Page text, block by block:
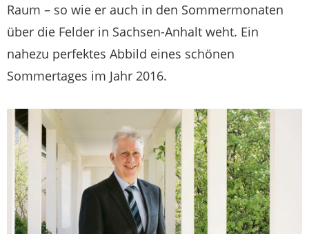
Raum – so wie er auch in den Sommermonaten
über die Felder in Sachsen-Anhalt weht. Ein
nahezu perfektes Abbild eines schönen
Sommertages im Jahr 2016.